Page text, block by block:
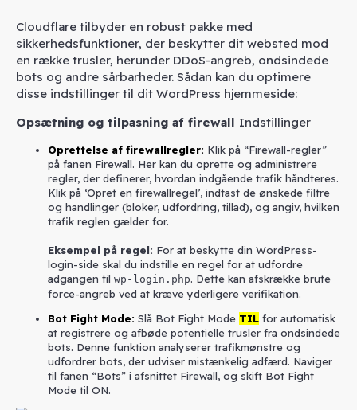
Cloudflare tilbyder en robust pakke med
sikkerhedsfunktioner, der beskytter dit websted mod
en række trusler, herunder DDoS-angreb, ondsindede
bots og andre sårbarheder. Sådan kan du optimere
disse indstillinger til dit WordPress hjemmeside:
Opsætning og tilpasning af firewall Indstillinger
Oprettelse af firewallregler: Klik på “Firewall-regler”
på fanen Firewall. Her kan du oprette og administrere
regler, der definerer, hvordan indgående trafik håndteres.
Klik på ‘Opret en firewallregel’, indtast de ønskede filtre
og handlinger (bloker, udfordring, tillad), og angiv, hvilken
trafik reglen gælder for.
Eksempel på regel: For at beskytte din WordPress-
login-side skal du indstille en regel for at udfordre
adgangen til wp-login.php. Dette kan afskrække brute
force-angreb ved at kræve yderligere verifikation.
Bot Fight Mode: Slå Bot Fight Mode TIL for automatisk
at registrere og afbøde potentielle trusler fra ondsindede
bots. Denne funktion analyserer trafikmønstre og
udfordrer bots, der udviser mistænkelig adfærd. Naviger
til fanen “Bots” i afsnittet Firewall, og skift Bot Fight
Mode til ON.